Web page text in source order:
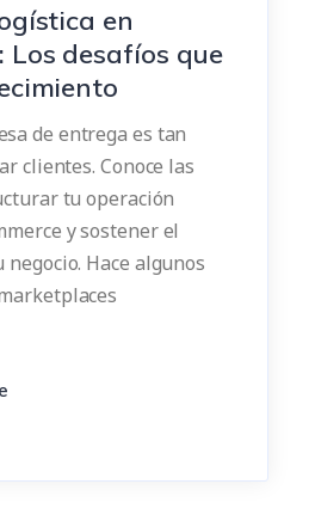
en
Los desafíos que
de entrega es tan
clientes. Conoce las
tu operación
y sostener el
Hace algunos